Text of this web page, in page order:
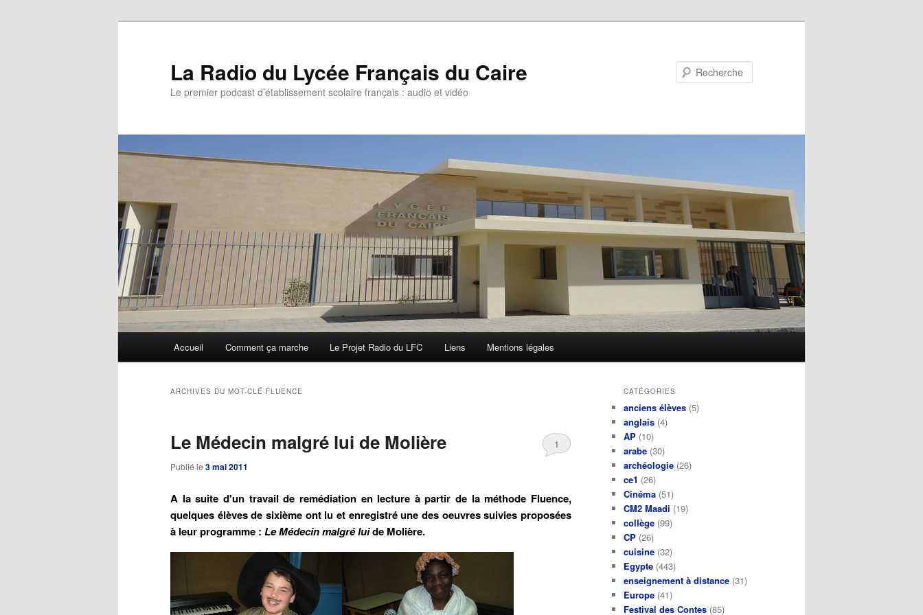
La Radio du Lycée Français du Caire
Le premier podcast d’établissement scolaire français : audio et vidéo
Aller
principal
Aller
secondaire
Accueil Comment ça marche Le Projet Radio du LFC Liens Mentions légales
ARCHIVES DU MOT-CLÉ FLUENCE
Le Médecin malgré lui de Molière
Publié le 3 mai 2011
1
A la suite d'un travail de remédiation en lecture à partir de la méthode Fluence,
quelques élèves de sixième ont lu et enregistré une des oeuvres suivies proposées
à leur programme : Le Médecin malgré luide Molière.
CATÉGORIES
anciens élèves (5)
anglais (4)
AP (10)
arabe (30)
archéologie (26)
ce1 (26)
Cinéma (51)
CM2 Maadi (19)
collège (99)
CP (26)
cuisine (32)
Egypte (443)
enseignement à distance (31)
Europe (41)
Festival des Contes (85)